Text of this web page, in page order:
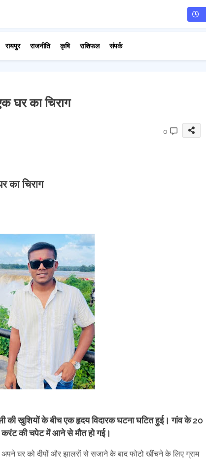
रायपुर राजनीति कृषि राशिफल संपर्क
घर का चिराग
0
का चिराग
की खुशियों के बीच एक हृदय विदारक घटना घटित हुई। गांव के 20
करंट की चपेट में आने से मौत हो गई।
घर को दीपों और झालरों से सजाने के बाद फोटो खींचने के लिए ग्राम